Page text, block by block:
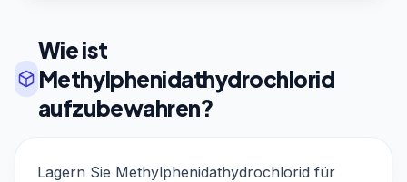
Wie ist
Methylphenidathydrochlorid
aufzubewahren?
Lagern Sie Methylphenidathydrochlorid für